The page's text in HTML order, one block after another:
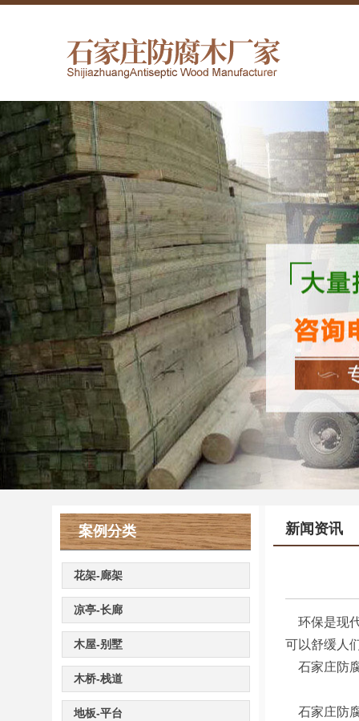
案例分类
花架-廊架
凉亭-长廊
木屋-别墅
木桥-栈道
地板-平台
新闻资讯
环保是现
可以舒缓人
石家庄防
石家庄防